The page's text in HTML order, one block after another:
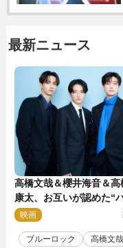
最新ニュース
高橋文哉＆櫻井海音＆
康太、お互いが認めた“
『ブルーロック』で築
映画
ブルーロック 高橋文哉